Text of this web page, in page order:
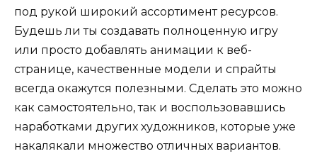
под рукой широкий ассортимент ресурсов.
Будешь ли ты создавать полноценную игру
или просто добавлять анимации к веб-
странице, качественные модели и спрайты
всегда окажутся полезными. Сделать это можно
как самостоятельно, так и воспользовавшись
наработками других художников, которые уже
накалякали множество отличных вариантов.